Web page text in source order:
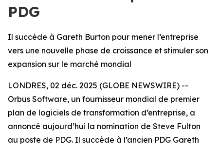
PDG
Il succède à Gareth Burton pour mener l’entreprise
vers une nouvelle phase de croissance et stimuler son
expansion sur le marché mondial
LONDRES, 02 déc. 2025 (GLOBE NEWSWIRE) --
Orbus Software, un fournisseur mondial de premier
plan de logiciels de transformation d’entreprise, a
annoncé aujourd’hui la nomination de Steve Fulton
au poste de PDG. Il succède à l’ancien PDG Gareth